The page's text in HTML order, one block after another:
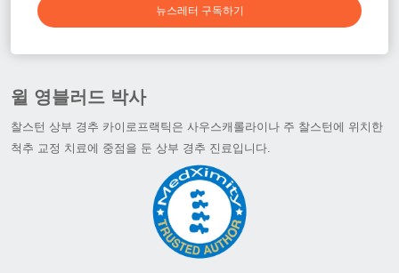
뉴스레터 구독하기
윌 영블러드 박사
찰스턴 상부 경추 카이로프랙틱은 사우스캐롤라이나 주 찰스턴에 위치한
척추 교정 치료에 중점을 둔 상부 경추 진료입니다.